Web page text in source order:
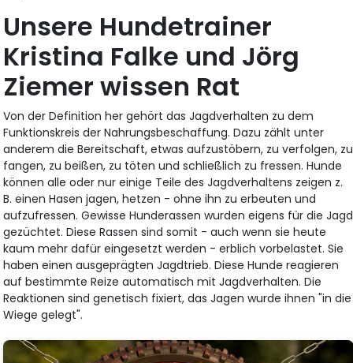
Unsere Hundetrainer
Kristina Falke und Jörg
Ziemer wissen Rat
Von der Definition her gehört das Jagdverhalten zu dem
Funktionskreis der Nahrungsbeschaffung. Dazu zählt unter
anderem die Bereitschaft, etwas aufzustöbern, zu verfolgen, zu
fangen, zu beißen, zu töten und schließlich zu fressen. Hunde
können alle oder nur einige Teile des Jagdverhaltens zeigen z.
B. einen Hasen jagen, hetzen - ohne ihn zu erbeuten und
aufzufressen. Gewisse Hunderassen wurden eigens für die Jagd
gezüchtet. Diese Rassen sind somit - auch wenn sie heute
kaum mehr dafür eingesetzt werden - erblich vorbelastet. Sie
haben einen ausgeprägten Jagdtrieb. Diese Hunde reagieren
auf bestimmte Reize automatisch mit Jagdverhalten. Die
Reaktionen sind genetisch fixiert, das Jagen wurde ihnen "in die
Wiege gelegt".